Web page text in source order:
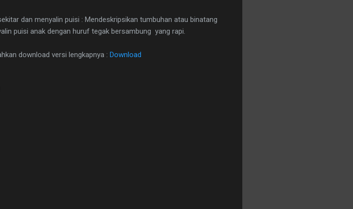
dan menyalin puisi : Mendeskripsikan tumbuhan atau binatang
puisi anak dengan huruf tegak bersambung yang rapi.
download versi lengkapnya : Download